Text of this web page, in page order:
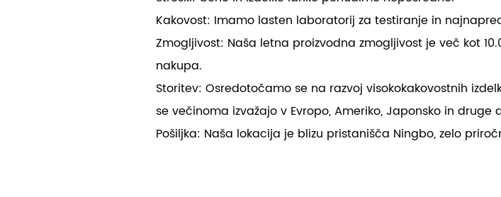
Kakovost: Imamo lasten laboratorij za testiranje in
Zmogljivost: Naša letna proizvodna zmogljivost je več kot
nakupa.
Storitev: Osredotočamo se na razvoj visokokakovostnih
se večinoma izvažajo v Evropo, Ameriko, Japonsko in
Pošiljka: Naša lokacija je blizu pristanišča Ningbo, zelo